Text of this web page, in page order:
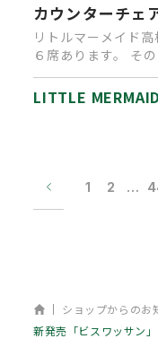
カウンターチェ
リトルマーメイド
６席あります。 そ
LITTLE MERMAID
1 2 …
ホーム
ショップからのお
新発売「ビスワッサン」